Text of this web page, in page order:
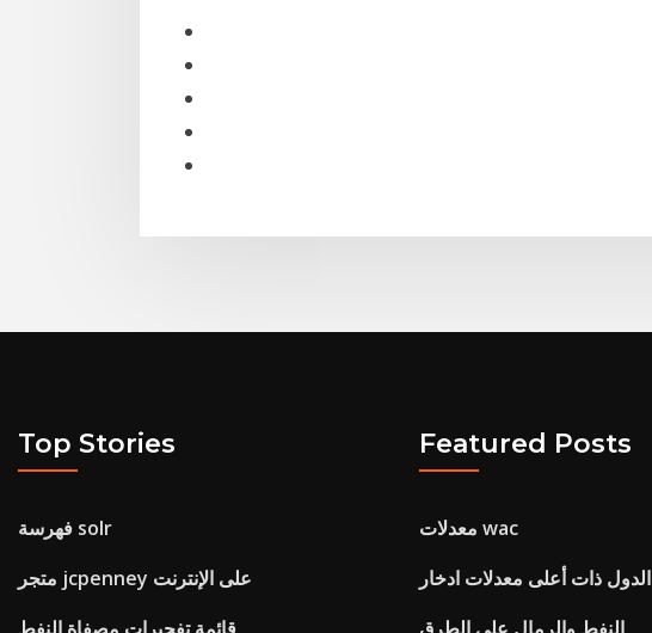
Top Stories
فهرسة solr
متجر jcpenney على الإنترنت
Featured Posts
معدلات wac
الدول ذات أعلى معدلات ادخار